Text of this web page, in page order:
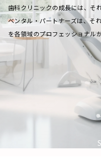
歯科クリニックの成長には、そ
ベンタル・パートナーズは、そ
を各領域のプロフェッショナル